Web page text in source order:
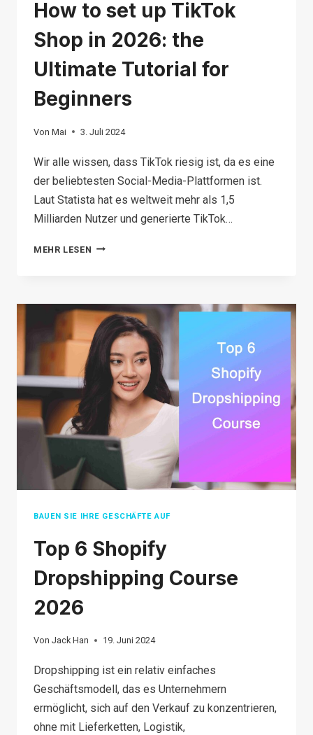
How to set up TikTok
Shop in 2026: the
Ultimate Tutorial for
Beginners
Von Mai 3. Juli 2024
Wir alle wissen, dass TikTok riesig ist, da es eine
der beliebtesten Social-Media-Plattformen ist.
Laut Statista hat es weltweit mehr als 1,5
Milliarden Nutzer und generierte TikTok…
MEHR LESEN HOW
UP
TIKTOK
SHOP
2026:
ULTIMATE
TUTORIAL
BEGINNERS
BAUEN SIE IHRE GESCHÄFTE AUF
Top 6 Shopify
Dropshipping Course
2026
Von Jack Han 19. Juni 2024
Dropshipping ist ein relativ einfaches
Geschäftsmodell, das es Unternehmern
ermöglicht, sich auf den Verkauf zu konzentrieren,
ohne mit Lieferketten, Logistik,